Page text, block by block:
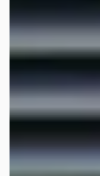
€ 55.995
v.a. € 1.187/mnd
2025 · 17.641 km ·
Hedin Automotive
121 dagen geleden
Bekijk aanbieding →